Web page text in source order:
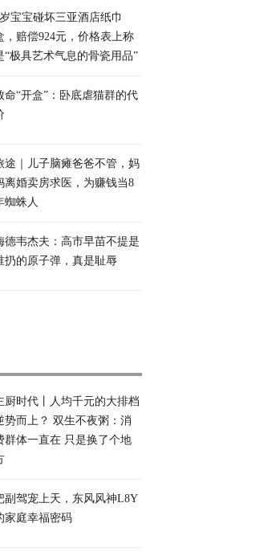
宝宝碰坏三亚酒店纸巾
，赔偿924元，价格表上称
“极具艺术气息的骨瓷用品”
命“开盒”：卧底虐猫群的代
途｜儿子脑瘫爸爸不管，妈
离婚卖房求医，为赚钱当8
蜘蛛人
德韦杰夫：高市早苗不提是
扔的原子弹，真是耻辱
厨时代丨人均千元的大排档
势而上？ 双生不夜粥：消
群体一直在 只是换了个地
副驾宠上天，东风风神L8Y
家庭幸福密码